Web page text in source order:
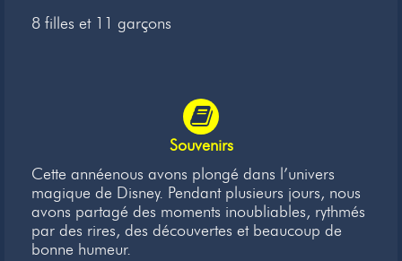
8 filles et 11 garçons
Souvenirs
Cette annéenous avons plongé dans l’univers
magique de Disney. Pendant plusieurs jours, nous
avons partagé des moments inoubliables, rythmés
par des rires, des découvertes et beaucoup de
bonne humeur.